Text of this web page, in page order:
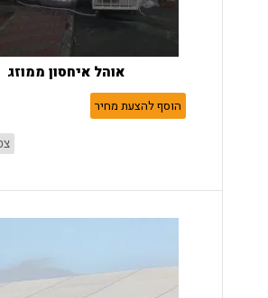
אוהל איחסון ממוזג
הוסף להצעת מחיר